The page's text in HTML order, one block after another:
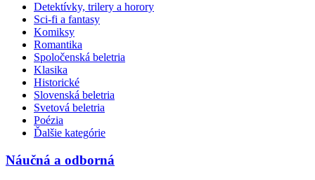
Detektívky, trilery a horory
Sci-fi a fantasy
Komiksy
Romantika
Spoločenská beletria
Klasika
Historické
Slovenská beletria
Svetová beletria
Poézia
Ďalšie kategórie
Náučná a odborná